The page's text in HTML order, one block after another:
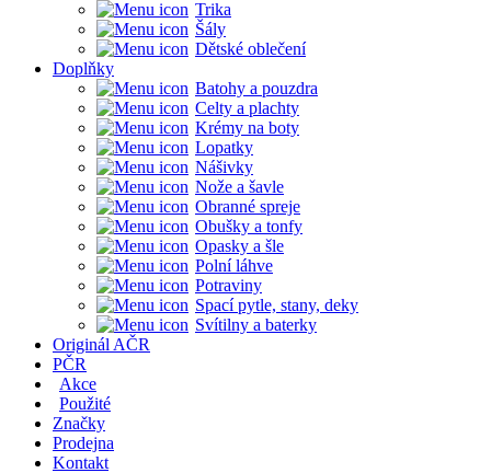
Trika
Šály
Dětské oblečení
Doplňky
Batohy a pouzdra
Celty a plachty
Krémy na boty
Lopatky
Nášivky
Nože a šavle
Obranné spreje
Obušky a tonfy
Opasky a šle
Polní láhve
Potraviny
Spací pytle, stany, deky
Svítilny a baterky
Originál AČR
PČR
Akce
Použité
Značky
Prodejna
Kontakt